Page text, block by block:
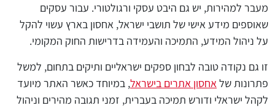
מעבר למהירות, יש גם היבט עסקי ורגולטורי. עבור עסקים
שאוספים מידע אישי של תושבי ישראל, אחסון בארץ עשוי להקל
על ניהול המידע, התמיכה והעמידה בדרישות החוק המקומי.
זו גם נקודה טובה לבחון ספקים ישראליים ותיקים בתחום, למשל
פתרונות שלאחסון אתרים בישראל, במיוחד כאשר האתר מיועד
לקהל ישראלי ודורש תמיכה בעברית, זמני תגובה מהירים וניהול